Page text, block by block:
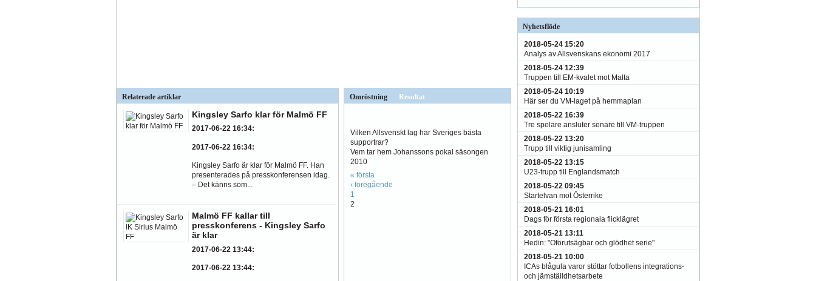
Relaterade artiklar
Kingsley Sarfo klar för Malmö FF
2017-06-22 16:34:
2017-06-22 16:34:
Kingsley Sarfo är klar för Malmö FF. Han
presenterades på presskonferensen idag.
– Det känns som...
Malmö FF kallar till
presskonferens - Kingsley Sarfo
är klar
2017-06-22 13:44:
2017-06-22 13:44:
Omröstning Resultat
Vilken Allsvenskt lag har Sveriges bästa
supportrar?
Vem tar hem Johanssons pokal säsongen
2010
« första
‹ föregående
1
2
Nyhetsflöde
2018-05-24 15:20
Analys av Allsvenskans ekonomi 2017
2018-05-24 12:39
Truppen till EM-kvalet mot Malta
2018-05-24 10:19
Här ser du VM-laget på hemmaplan
2018-05-22 16:39
Tre spelare ansluter senare till VM-truppen
2018-05-22 13:20
Trupp till viktig junisamling
2018-05-22 13:15
U23-trupp till Englandsmatch
2018-05-22 09:45
Startelvan mot Österrike
2018-05-21 16:01
Dags för första regionala flicklägret
2018-05-21 13:11
Hedin: "Oförutsägbar och glödhet serie"
2018-05-21 10:00
ICAs blågula varor stöttar fotbollens integrations-
och jämställdhetsarbete